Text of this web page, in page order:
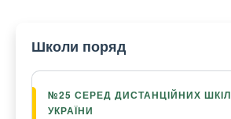
Школи поряд
№25 СЕРЕД ДИСТАНЦІЙНИХ ШКІЛ
УКРАЇНИ